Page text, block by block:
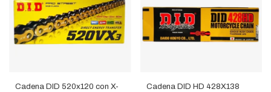
Cadena DID 520x120 con X-
Cadena DID HD 428X138